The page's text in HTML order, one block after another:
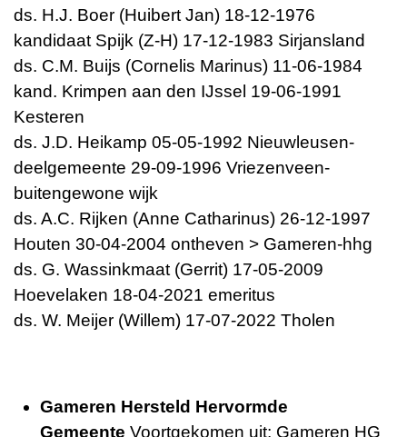
ds. H.J. Boer (Huibert Jan) 18-12-1976
kandidaat Spijk (Z-H) 17-12-1983 Sirjansland
ds. C.M. Buijs (Cornelis Marinus) 11-06-1984
kand. Krimpen aan den IJssel 19-06-1991
Kesteren
ds. J.D. Heikamp 05-05-1992 Nieuwleusen-
deelgemeente 29-09-1996 Vriezenveen-
buitengewone wijk
ds. A.C. Rijken (Anne Catharinus) 26-12-1997
Houten 30-04-2004 ontheven > Gameren-hhg
ds. G. Wassinkmaat (Gerrit) 17-05-2009
Hoevelaken 18-04-2021 emeritus
ds. W. Meijer (Willem) 17-07-2022 Tholen
Gameren Hersteld Hervormde
Gemeente Voortgekomen uit: Gameren HG